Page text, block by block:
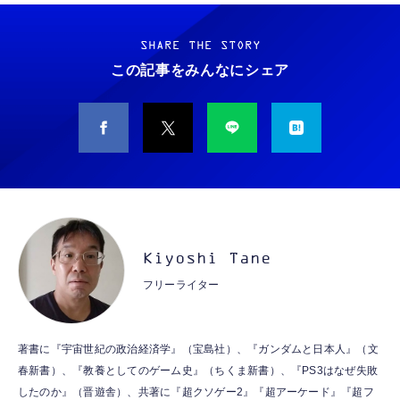
Grithope イヤホン タイプC【2026新モデル
耐久性】 有線イヤホン マイク付き HiFi音質
ノイズ低減 重低音 遅延なし
￥949
タイプc 寝ホンイヤホン 寝ホン type-c 有線
睡眠用イヤホン 【音質強化バージョン
￥2,199
MFi認証 【ハイレゾ音質】 内蔵DAC 遅延な
【HIFI音質】iphone イヤホンジャック ライ
トニング イヤホン 変換 MFI認証 4極 内蔵
DAC 遅延なし 音量調節/音楽
霊界コミュニケーションロボット BAKETAN
WARASHI ばけたん ワラシ 改 KAI
￥5,400
M10SR AIペット（コミュニケーションロボッ
ト）
ット）
￥53,900
霊界コミュニケーションロボット BAKETAN
WARASHI ばけたん ワラシ 桃 MOMO
￥5,400
SHARE THE STORY
この記事をみんなにシェア
Kiyoshi Tane
フリーライター
著書に『宇宙世紀の政治経済学』（宝島社）、『ガンダムと日本人』（文
春新書）、『教養としてのゲーム史』（ちくま新書）、『PS3はなぜ失敗
したのか』（晋遊舎）、共著に『超クソゲー2』『超アーケード』『超フ